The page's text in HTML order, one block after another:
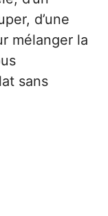
d’une
mélanger la
sans